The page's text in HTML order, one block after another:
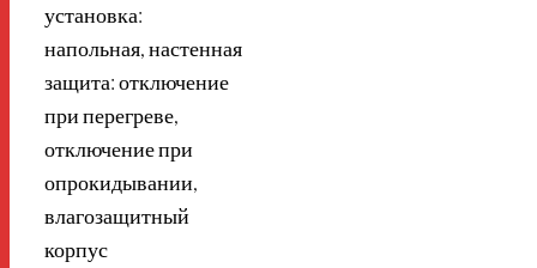
установка:
напольная, настенная
защита: отключение
при перегреве,
отключение при
опрокидывании,
влагозащитный
корпус